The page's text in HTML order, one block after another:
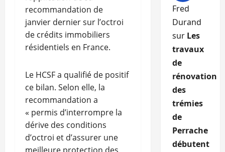
recommandation de
janvier dernier sur l’octroi
de crédits immobiliers
résidentiels en France.
Le HCSF a qualifié de positif
ce bilan. Selon elle, la
recommandation a
« permis d’interrompre la
dérive des conditions
d’octroi et d’assurer une
Fred
Durand
sur Les
travaux
de
rénovation
des
trémies
de
Perrache
débutent